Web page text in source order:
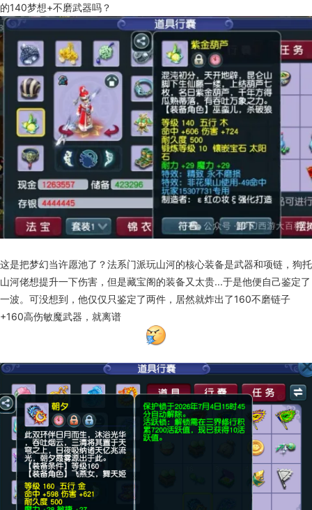
的140梦想+不磨武器吗？
这是把梦幻当许愿池了？法系门派玩山河的核心装备是武器和项链，狗托
山河佬想提升一下伤害，但是藏宝阁的装备又太贵...于是他便自己鉴定了
一波。可没想到，他仅仅只鉴定了两件，居然就炸出了160不磨链子
+160高伤敏魔武器，就离谱